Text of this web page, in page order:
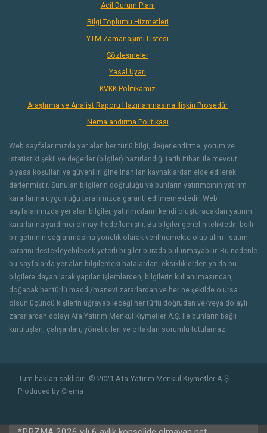
Acil Durum Planı
Bilgi Toplumu Hizmetleri
YTM Zamanaşımı Listesi
Sözleşmeler
Yasal Uyarı
KVKK Politikamız
Araştırma ve Analist Raporu Hazırlanmasına İlişkin Prosedür
Nemalandırma Politikası
Web sayfalarımızda yer alan her türlü bilgi, değerlendirme, yorum ve
istatistiki şekil ve değerler (bilgiler) hazırlandığı tarih itibarı ile mevcut
piyasa koşulları ve güvenilirliğine inanılan kaynaklardan elde edilerek
derlenmiştir. Sunulan bilgilerin doğruluğu ve bunların yatırımcının yatırım
kararlarına uygunluğu tarafımızca garanti edilmemektedir. Web
sayfalarımızda yer alan bilgiler, yatırımcıların kendi oluşturacakları yatırım
kararlarına yardımcı olmayı hedeflemiştir. Bu bilgiler genel niteliktedir, belli
bir getirinin sağlanmasına yönelik olarak verilmemekte olup alım - satım
kararını destekleyebilecek yeterli bilgiler burada bulunmayabilir. Bu nedenle
bu sayfalarda yer alan bilgilerdeki hatalardan, eksikliklerden ya da bu
bilgilere dayanılarak yapılan işlemlerden, bilgilerin kullanılmasından,
doğacak her türlü maddi/manevi zararlardan ve her ne şekilde olursa
olsun üçüncü kişilerin uğrayabileceği her türlü doğrudan ve/veya dolaylı
zararlardan dolayı Ata Yatırım Menkul Kıymetler A.Ş. ile bunların bağlı
kuruluşları, çalışanları, yöneticileri ve ortakları sorumlu tutulamaz.
Tüm hakları saklıdır. © 2021 Ata Yatırım Menkul Kıymetler A.Ş
Produced by Crema